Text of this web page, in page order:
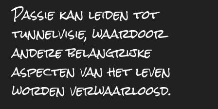
Passie kan leiden tot
tunnelvisie, waardoor
andere belangrijke
aspecten van het leven
worden verwaarloosd.